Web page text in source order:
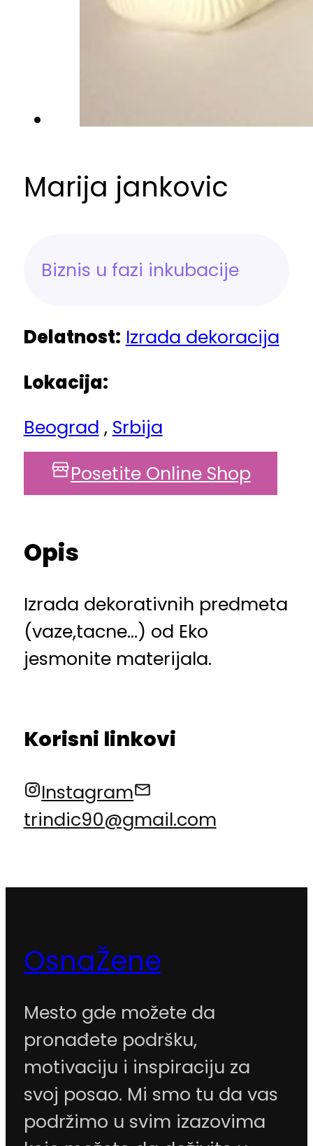
Marija jankovic
Biznis u fazi inkubacije
Delatnost: Izrada dekoracija
Lokacija:
Beograd , Srbija
Posetite Online Shop
Opis
Izrada dekorativnih predmeta
(vaze,tacne…) od Eko
jesmonite materijala.
Korisni linkovi
Instagram
trindic90@gmail.com
OsnaŽene
Mesto gde možete da
pronađete podršku,
motivaciju i inspiraciju za
svoj posao. Mi smo tu da vas
podržimo u svim izazovima